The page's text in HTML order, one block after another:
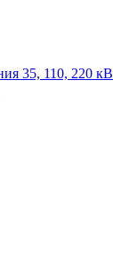
35, 110, 220 кВ